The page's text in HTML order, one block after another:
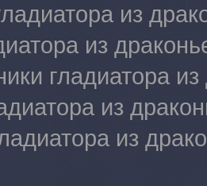
из
из
гладиатора
из
из